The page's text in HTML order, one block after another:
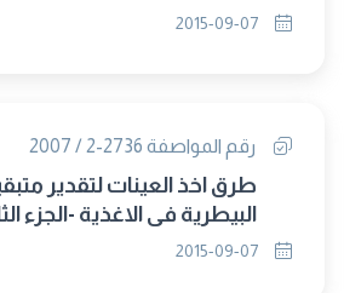
اللحوم والدواجن (حل محلها 2736/2015)
رقم المواصفة 2736-2 / 2007
طرق اخذ العينات لتقدير
الاسماك والالبان و البيض